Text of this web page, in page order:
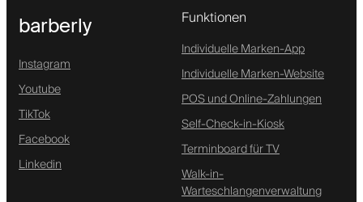
barberly
Instagram
Youtube
TikTok
Facebook
Linkedin
Funktionen
Individuelle Marken-App
Individuelle Marken-Website
POS und Online-Zahlungen
Self-Check-in-Kiosk
Terminboard für TV
Walk-in-
Warteschlangenverwaltung